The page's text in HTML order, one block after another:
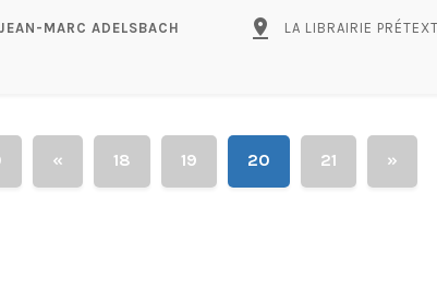
JEAN-MARC ADELSBACH pin_drop LA LIBRAIRIE
« 18 19 20 21 »